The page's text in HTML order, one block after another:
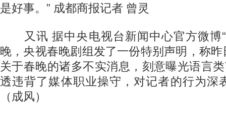
是好事。” 成都商报记者 曾灵
又讯 据中央电视台新闻中心官方微博“
晚，央视春晚剧组发了一份特别声明，称
关于春晚的诸多不实消息，刻意曝光语言
透违背了媒体职业操守，对记者的行为深
（成风）